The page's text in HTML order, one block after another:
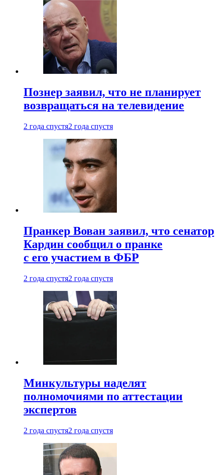
Познер заявил, что не планирует
возвращаться на телевидение
2 года спустя2 года спустя
Пранкер Вован заявил, что сенатор
Кардин сообщил о пранке
с его участием в ФБР
2 года спустя2 года спустя
Минкультуры наделят
полномочиями по аттестации
экспертов
2 года спустя2 года спустя